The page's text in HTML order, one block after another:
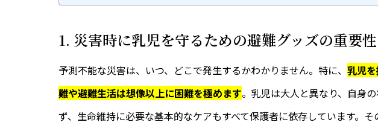
1. 災害時に乳児を守るための避難グッズの重要性
予測不能な災害は、いつ、どこで発生するかわかりません。特に、 乳児
難や避難生活は想像以上に困難を極めます。乳児は大人と異なり、自身
ず、生命維持に必要な基本的なケアもすべて保護者に依存しています。